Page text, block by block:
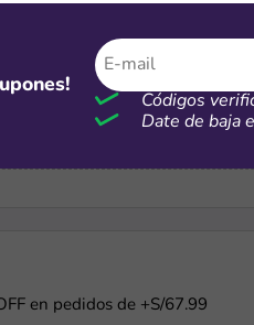
cupones valorizado en S/400
en pedidos de +S/67.99
Códigos
Date de baja